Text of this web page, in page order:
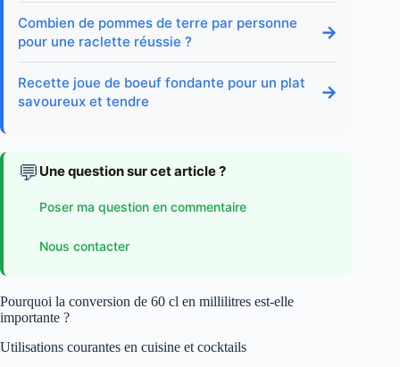
Combien de pommes de terre par personne
pour une raclette réussie ?
→
Recette joue de boeuf fondante pour un plat
savoureux et tendre
→
💬 Une question sur cet article ?
Poser ma question en commentaire
Nous contacter
Pourquoi la conversion de 60 cl en millilitres est-elle
importante ?
Utilisations courantes en cuisine et cocktails